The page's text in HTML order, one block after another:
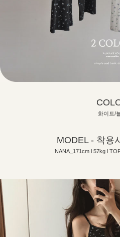
화이트/
MODEL - 착용
NANA_171cm l 57kg l